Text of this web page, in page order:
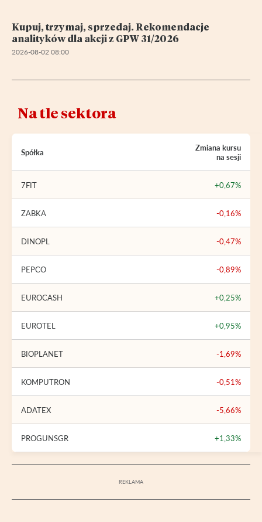
Kupuj, trzymaj, sprzedaj. Rekomendacje
analityków dla akcji z GPW 31/2026
2026-08-02 08:00
Na tle sektora
Spółka
Zmiana kursu
na sesji
7FIT +0,67%
ZABKA -0,16%
DINOPL -0,47%
PEPCO -0,89%
EUROCASH +0,25%
EUROTEL +0,95%
BIOPLANET -1,69%
KOMPUTRON -0,51%
ADATEX -5,66%
PROGUNSGR +1,33%